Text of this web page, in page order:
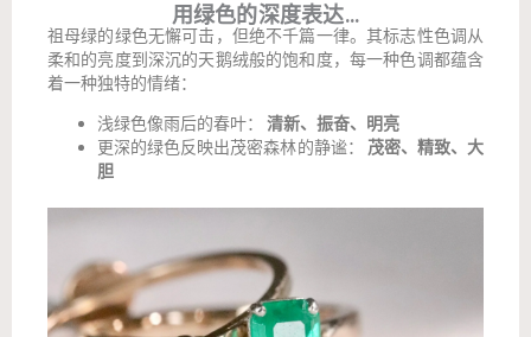
用绿色的深度表达...
祖母绿的绿色无懈可击，但绝不千篇一律。其标志性色调从
柔和的亮度到深沉的天鹅绒般的饱和度，每一种色调都蕴含
着一种独特的情绪：
浅绿色像雨后的春叶： 清新、振奋、明亮
更深的绿色反映出茂密森林的静谧：
茂密、精致、大
胆